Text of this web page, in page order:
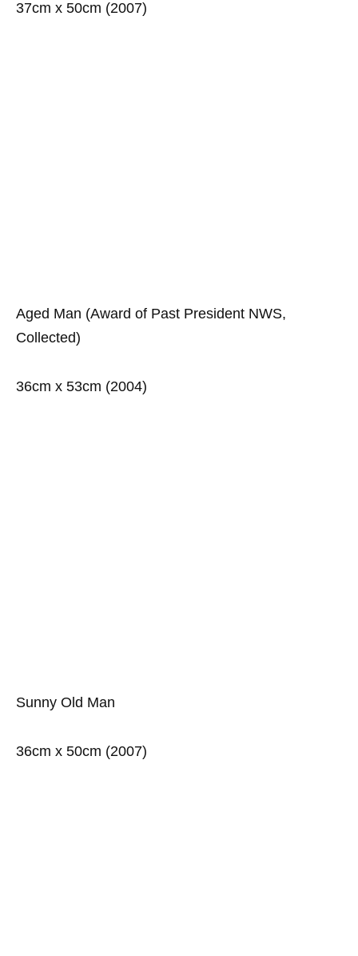
37cm x 50cm (2007)
Aged Man (Award of Past President NWS,
Collected)
36cm x 53cm (2004)
Sunny Old Man
36cm x 50cm (2007)